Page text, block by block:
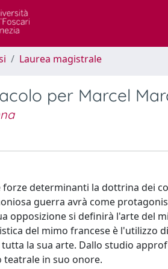
Laurea magistrale
per Marcel
determinanti la dottrina dei
guerra avrà come
opposizione si definirà l'arte del
del mimo francese è l'utilizzo
la sua arte. Dallo studio
in suo onore.